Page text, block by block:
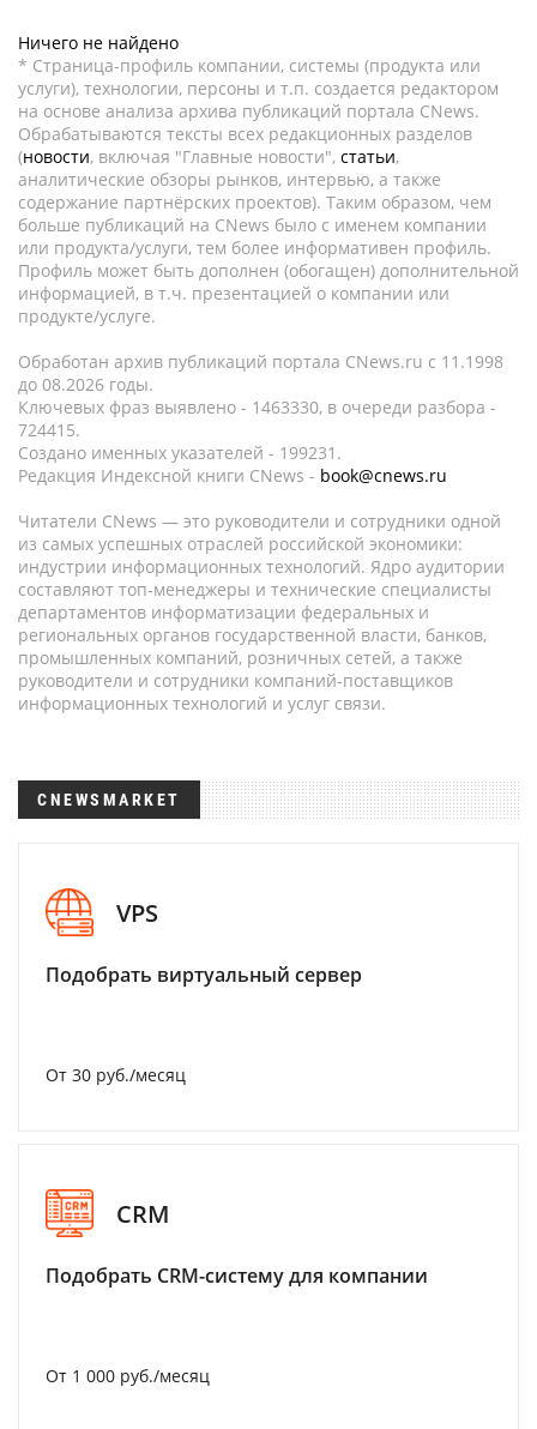
Ничего не найдено
* Страница-профиль компании, системы (продукта или
услуги), технологии, персоны и т.п. создается редактором
на основе анализа архива публикаций портала CNews.
Обрабатываются тексты всех редакционных разделов
(новости, включая "Главные новости", статьи,
аналитические обзоры рынков, интервью, а также
содержание партнёрских проектов). Таким образом, чем
больше публикаций на CNews было с именем компании
или продукта/услуги, тем более информативен профиль.
Профиль может быть дополнен (обогащен) дополнительной
информацией, в т.ч. презентацией о компании или
продукте/услуге.
Обработан архив публикаций портала CNews.ru c 11.1998
до 08.2026 годы.
Ключевых фраз выявлено - 1463330, в очереди разбора -
724415.
Создано именных указателей - 199231.
Редакция Индексной книги CNews - book@cnews.ru
Читатели CNews — это руководители и сотрудники одной
из самых успешных отраслей российской экономики:
индустрии информационных технологий. Ядро аудитории
составляют топ-менеджеры и технические специалисты
департаментов информатизации федеральных и
региональных органов государственной власти, банков,
промышленных компаний, розничных сетей, а также
руководители и сотрудники компаний-поставщиков
информационных технологий и услуг связи.
CNEWSMARKET
VPS
Подобрать виртуальный сервер
От 30 руб./месяц
CRM
Подобрать CRM-систему для компании
От 1 000 руб./месяц